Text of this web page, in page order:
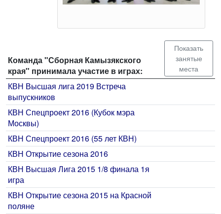
Команда "Сборная Камызякского
края" принимала участие в играх:
Показать
занятые
места
КВН Высшая лига 2019 Встреча
выпускников
КВН Спецпроект 2016 (Кубок мэра
Москвы)
КВН Спецпроект 2016 (55 лет КВН)
КВН Открытие сезона 2016
КВН Высшая Лига 2015 1/8 финала 1я
игра
КВН Открытие сезона 2015 на Красной
поляне